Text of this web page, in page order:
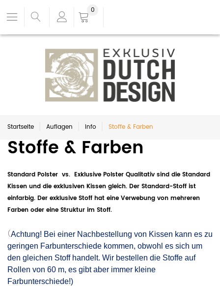
0
Startseite Auflagen Info Stoffe & Farben
Stoffe & Farben
Standard Polster vs. Exklusive Polster Qualitativ sind die Standard
Kissen und die exklusiven Kissen gleich. Der Standard-Stoff ist
einfarbig. Der exklusive Stoff hat eine Verwebung von mehreren
Farben oder eine Struktur im Stoff.
(Achtung! Bei einer Nachbestellung von Kissen kann es zu
geringen Farbunterschiede kommen, obwohl es sich um
den gleichen Stoff handelt. Wir bestellen die Stoffe auf
Rollen von 60 m, es gibt aber immer kleine
Farbunterschiede!)